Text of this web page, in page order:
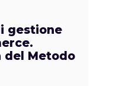
gestione
del Metodo